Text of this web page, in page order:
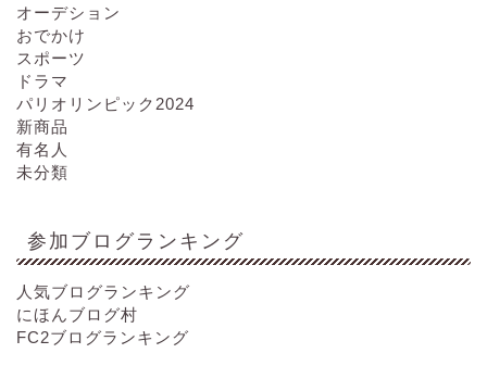
オーデション
おでかけ
スポーツ
ドラマ
パリオリンピック2024
新商品
有名人
未分類
参加ブログランキング
人気ブログランキング
にほんブログ村
FC2ブログランキング